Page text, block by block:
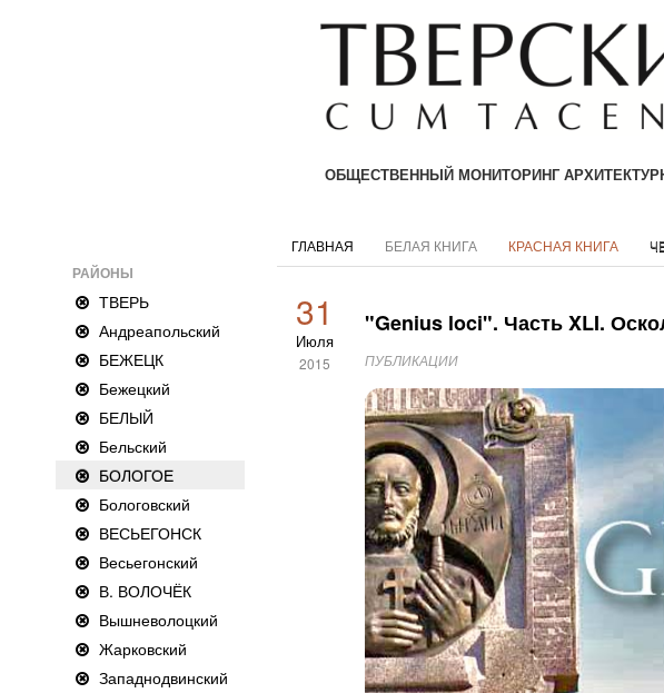
ОБЩЕСТВЕННЫЙ МОНИТОРИНГ
РАЙОНЫ
ТВЕРЬ
Андреапольский
БЕЖЕЦК
Бежецкий
БЕЛЫЙ
Бельский
БОЛОГОЕ
Бологовский
ВЕСЬЕГОНСК
Весьегонский
В. ВОЛОЧЁК
Вышневолоцкий
Жарковский
Западнодвинский
ГЛАВНАЯ БЕЛАЯ КНИГА КРАСНАЯ КНИГА
31
Июля
2015
"Genius loci". Часть XLI.
ПУБЛИКАЦИИ